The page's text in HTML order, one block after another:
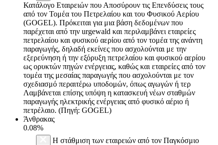
Κατάλογο Εταιρειών που Αποσύρουν τις Επενδύσεις τους
από τον Τομέα του Πετρελαίου και του Φυσικού Αερίου
(GOGEL). Πρόκειται για μια βάση δεδομένων που
παρέχεται από την urgewald και περιλαμβάνει εταιρείες
πετρελαίου και φυσικού αερίου από τον τομέα της ανάντη
παραγωγής, δηλαδή εκείνες που ασχολούνται με την
εξερεύνηση ή την εξόρυξη πετρελαίου και φυσικού αερίου
ως ορυκτών πηγών ενέργειας, καθώς και εταιρείες από τον
τομέα της μεσαίας παραγωγής που ασχολούνται με τον
σχεδιασμό περαιτέρω υποδομών, όπως αγωγών ή τερ
Λαμβάνεται επίσης υπόψη η κατασκευή νέων σταθμών
παραγωγής ηλεκτρικής ενέργειας από φυσικό αέριο ή
πετρέλαιο. (Πηγή: GOGEL)
Άνθρακας
0.08%
Η στάθμιση των εταιρειών από τον Παγκόσμιο